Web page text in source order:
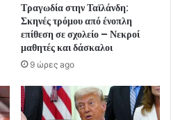
Τραγωδία στην Ταϊλάνδη:
Σκηνές τρόμου από ένοπλη
επίθεση σε σχολείο – Νεκροί
μαθητές και δάσκαλοι
9 ώρες ago